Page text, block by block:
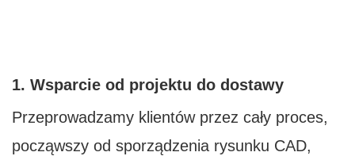
1. Wsparcie od projektu do dostawy
Przeprowadzamy klientów przez cały proces,
począwszy od sporządzenia rysunku CAD,